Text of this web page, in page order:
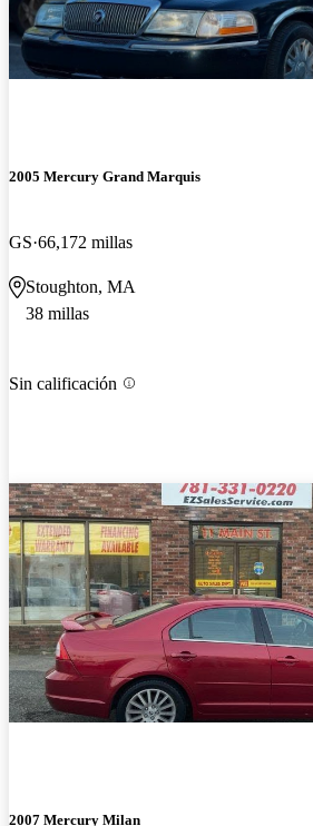
2005 Mercury Grand Marquis
GS 66,172 millas
Stoughton, MA
38 millas
Sin calificación
2007 Mercury Milan